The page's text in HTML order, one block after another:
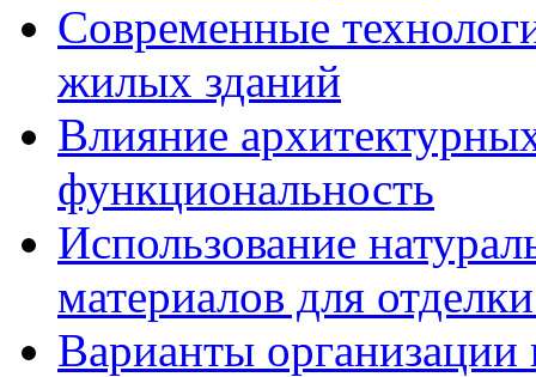
Современные
жилых зданий
Влияние
функциональность
Использование
материалов для
Варианты организации